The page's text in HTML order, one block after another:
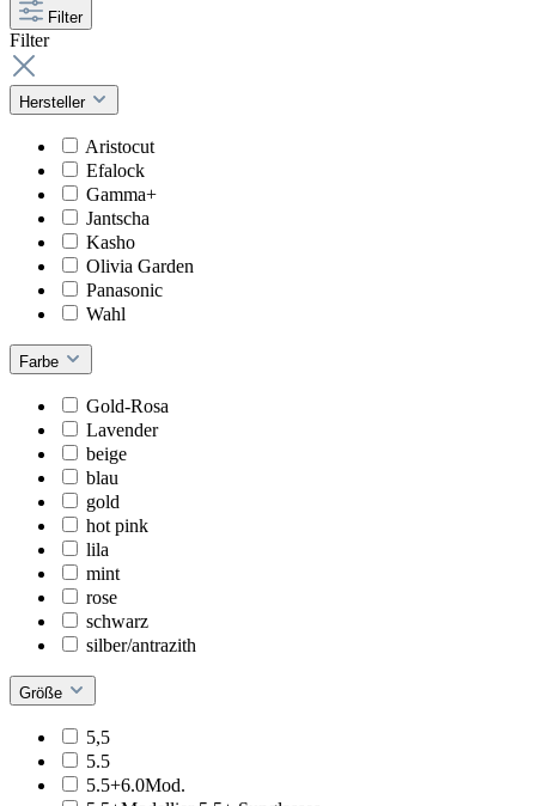
Filter
Filter
Hersteller
Aristocut
Efalock
Gamma+
Jantscha
Kasho
Olivia Garden
Panasonic
Wahl
Farbe
Gold-Rosa
Lavender
beige
blau
gold
hot pink
lila
mint
rose
schwarz
silber/antrazith
Größe
5,5
5.5
5.5+6.0Mod.